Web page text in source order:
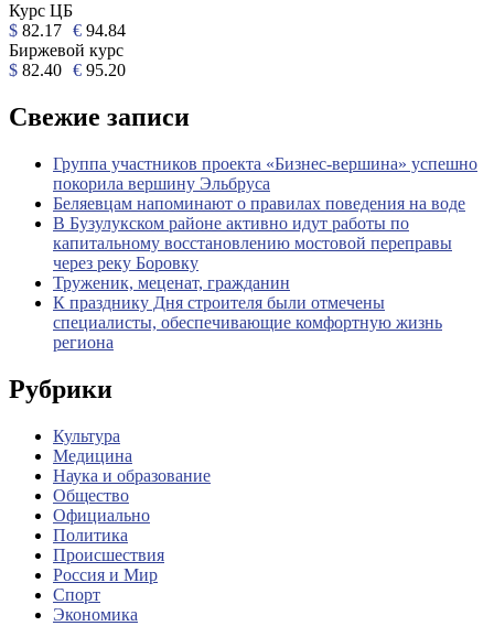
Курс ЦБ
$ 82.17 € 94.84
Биржевой курс
$ 82.40 € 95.20
Свежие записи
Группа участников проекта «Бизнес‑вершина» успешно
покорила вершину Эльбруса
Беляевцам напоминают о правилах поведения на воде
В Бузулукском районе активно идут работы по
капитальному восстановлению мостовой переправы
через реку Боровку
Труженик, меценат, гражданин
К празднику Дня строителя были отмечены
специалисты, обеспечивающие комфортную жизнь
региона
Рубрики
Культура
Медицина
Наука и образование
Общество
Официально
Политика
Происшествия
Россия и Мир
Спорт
Экономика